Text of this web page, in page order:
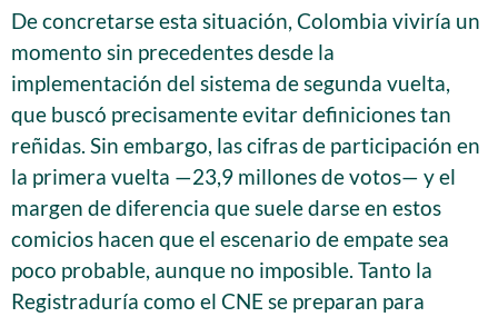
De concretarse esta situación, Colombia viviría un
momento sin precedentes desde la
implementación del sistema de segunda vuelta,
que buscó precisamente evitar definiciones tan
reñidas. Sin embargo, las cifras de participación en
la primera vuelta —23,9 millones de votos— y el
margen de diferencia que suele darse en estos
comicios hacen que el escenario de empate sea
poco probable, aunque no imposible. Tanto la
Registraduría como el CNE se preparan para